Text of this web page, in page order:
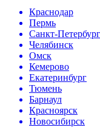
Краснодар
Пермь
Санкт-Петербург
Челябинск
Омск
Кемерово
Екатеринбург
Тюмень
Барнаул
Красноярск
Новосибирск